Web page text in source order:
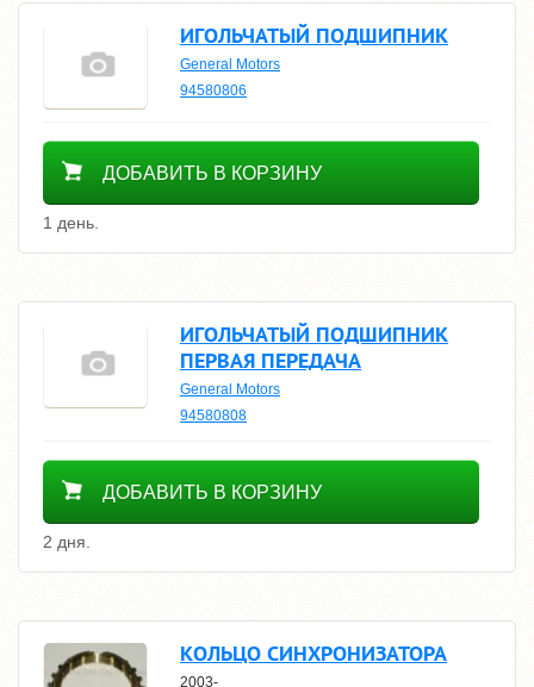
ИГОЛЬЧАТЫЙ ПОДШИПНИК
General Motors
94580806
700
ДОБАВИТЬ В КОРЗИНУ
1 день.
ИГОЛЬЧАТЫЙ ПОДШИПНИК
ПЕРВАЯ ПЕРЕДАЧА
General Motors
94580808
500
ДОБАВИТЬ В КОРЗИНУ
2 дня.
КОЛЬЦО СИНХРОНИЗАТОРА
2003-